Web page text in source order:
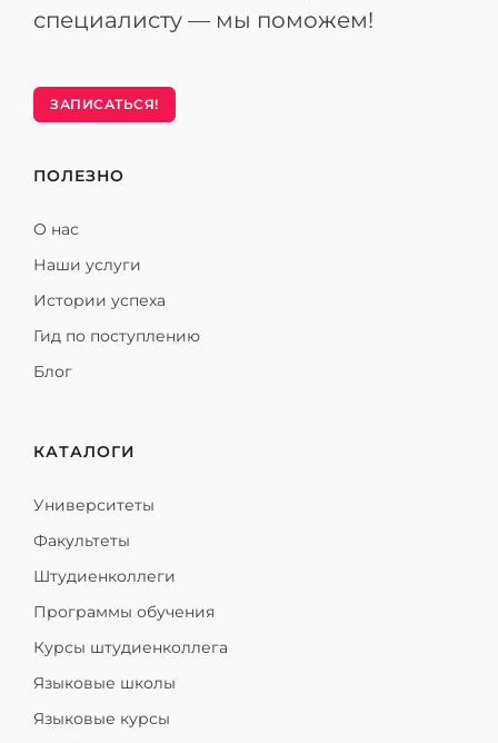
специалисту — мы поможем!
ЗАПИСАТЬСЯ!
ПОЛЕЗНО
О нас
Наши услуги
Истории успеха
Гид по поступлению
Блог
КАТАЛОГИ
Университеты
Факультеты
Штудиенколлеги
Программы обучения
Курсы штудиенколлега
Языковые школы
Языковые курсы